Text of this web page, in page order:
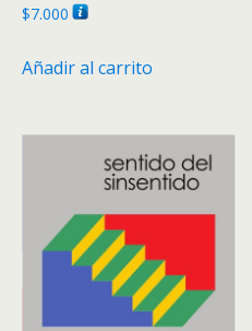
$7.000
Añadir al carrito